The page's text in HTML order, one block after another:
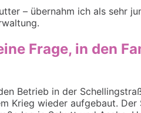
– übernahm ich als sehr
Frage, in den
Betrieb in der
Krieg wieder aufgebaut.